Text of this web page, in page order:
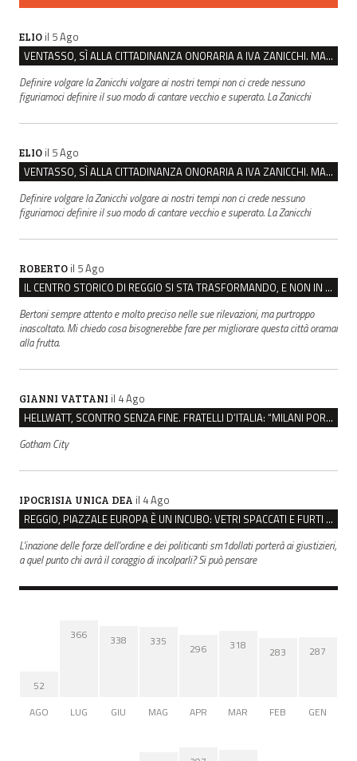
ELIO il 5 Ago
VENTASSO, SÌ ALLA CITTADINANZA ONORARIA A IVA ZANICCHI. MA BARGIACCHI: “È DI PESSIMO GUSTO”
Definire volgare la Zanicchi volgare ai nostri tempi non ci crede nessuno
figuriamoci definire il suo modo di cantare vecchio e superato. La Zanicchi
ELIO il 5 Ago
VENTASSO, SÌ ALLA CITTADINANZA ONORARIA A IVA ZANICCHI. MA BARGIACCHI: “È DI PESSIMO GUSTO”
Definire volgare la Zanicchi volgare ai nostri tempi non ci crede nessuno
figuriamoci definire il suo modo di cantare vecchio e superato. La Zanicchi
ROBERTO il 5 Ago
IL CENTRO STORICO DI REGGIO SI STA TRASFORMANDO, E NON IN MEGLIO
Bertoni sempre attento e molto preciso nelle sue rilevazioni, ma purtroppo
inascoltato. Mi chiedo cosa bisognerebbe fare per migliorare questa città oramai
alla frutta.
GIANNI VATTANI il 4 Ago
HELLWATT, SCONTRO SENZA FINE. FRATELLI D’ITALIA: “MILANI PORTA DOCUMENTI, DE FRANCO INSULTI”
Gotham City
IPOCRISIA UNICA DEA il 4 Ago
REGGIO, PIAZZALE EUROPA È UN INCUBO: VETRI SPACCATI E FURTI SULLE AUTO IN SOSTA
L'inazione delle forze dell'ordine e dei politicanti sm1dollati porterà ai giustizieri,
a quel punto chi avrà il coraggio di incolparli? Si può pensare
52
AGO
366
LUG
338
GIU
335
MAG
296
APR
318
MAR
283
FEB
287
GEN